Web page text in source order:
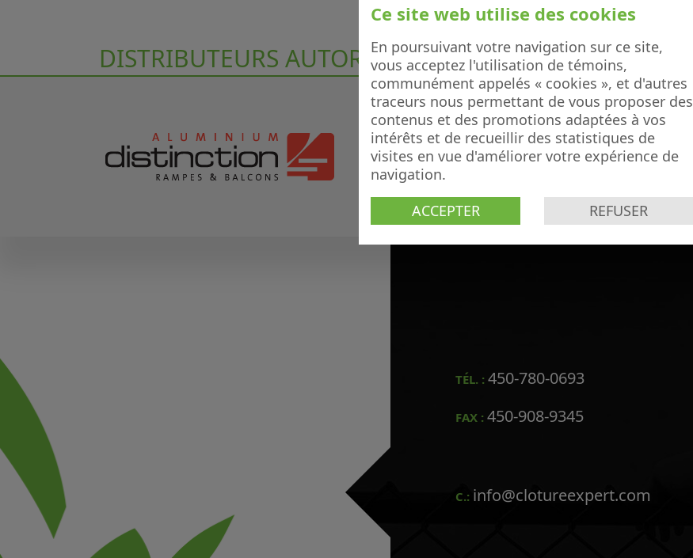
DISTRIBUTEURS AUTORISÉS
TÉL. : 450-780-0693
FAX : 450-908-9345
C.: info@clotureexpert.com
Ce site web utilise des cookies
En poursuivant votre navigation sur ce site,
vous acceptez l'utilisation de témoins,
communément appelés « cookies », et d'autres
traceurs nous permettant de vous proposer des
contenus et des promotions adaptées à vos
intérêts et de recueillir des statistiques de
visites en vue d'améliorer votre expérience de
navigation.
ACCEPTER
REFUSER